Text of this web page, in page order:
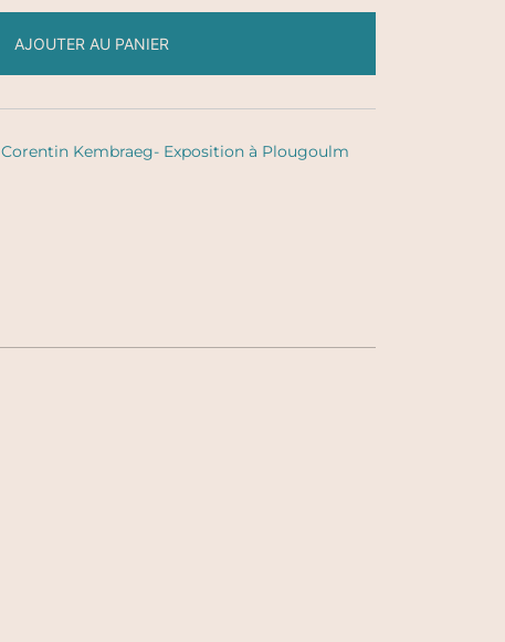
AJOUTER AU PANIER
Corentin Kembraeg- Exposition à Plougoulm